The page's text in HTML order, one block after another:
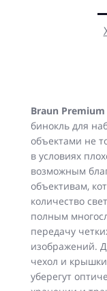
Braun Premium
бинокль для
объектами не
в условиях
возможным
объективам,
количество
полным
передачу
изображений.
чехол и
уберегут